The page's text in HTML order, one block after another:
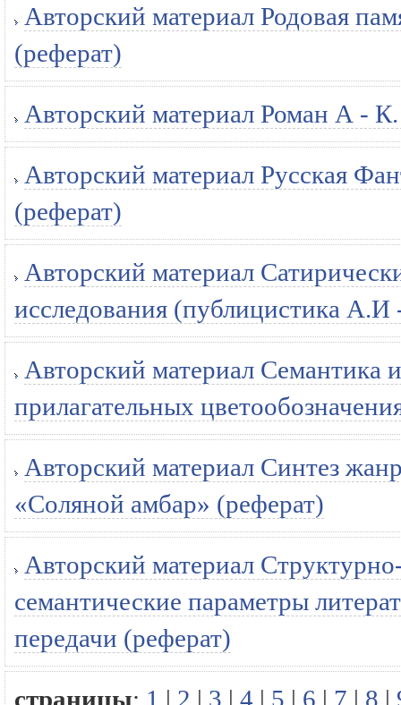
Авторский материал Родовая
(реферат)
Авторский материал Роман А -
Авторский материал Русская
(реферат)
Авторский материал
исследования (публицистика А.И
Авторский материал Семантика
прилагательных
Авторский материал Синтез
«Соляной амбар» (реферат)
Авторский материал
семантические параметры
передачи (реферат)
страницы: 1 | 2 | 3 | 4 | 5 | 6 | 7 | 8 |